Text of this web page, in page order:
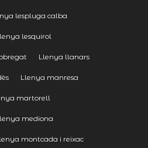
lespluga calba
lesquirol
Llenya llanars
Llenya manresa
martorell
mediona
montcada i reixac